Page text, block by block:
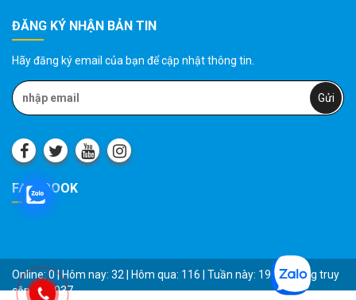
ĐĂNG KÝ NHẬN BẢN TIN
Hãy đăng ký email của bạn để cập nhật thông tin.
FACEBOOK
Online: 0 | Hôm nay: 32 | Hôm qua: 116 | Tuần này: 1955 | Tổng truy
cập: 181037